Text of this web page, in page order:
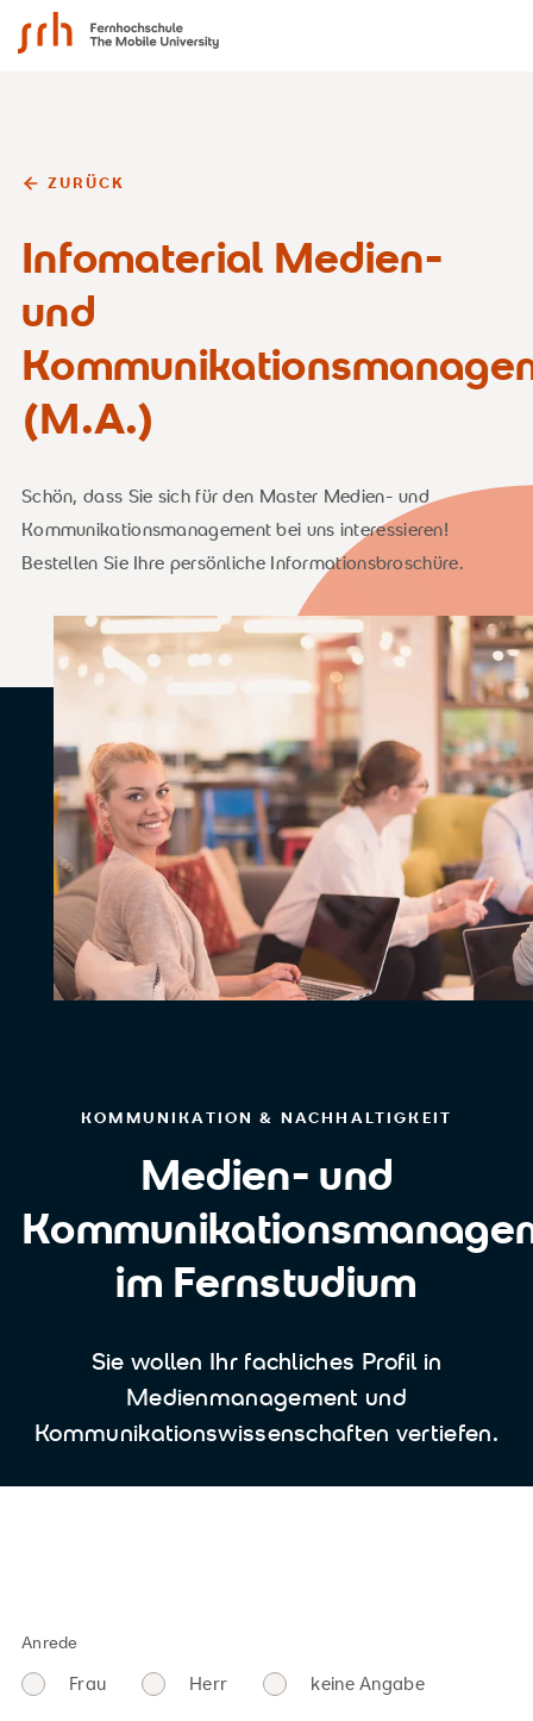
SRH Fernhochschule - The Mobile University
ZURÜCK
Infomaterial Medien-
und
(M.A.)
Schön, dass Sie sich für den Master Medien- und
Kommunikationsmanagement bei uns interessieren!
Bestellen Sie Ihre persönliche Informationsbroschüre.
KOMMUNIKATION & NACHHALTIGKEIT
Medien- und
im Fernstudium
Sie wollen Ihr fachliches Profil in
Medienmanagement und
Kommunikationswissenschaften vertiefen.
Anrede
Frau Herr keine Angabe